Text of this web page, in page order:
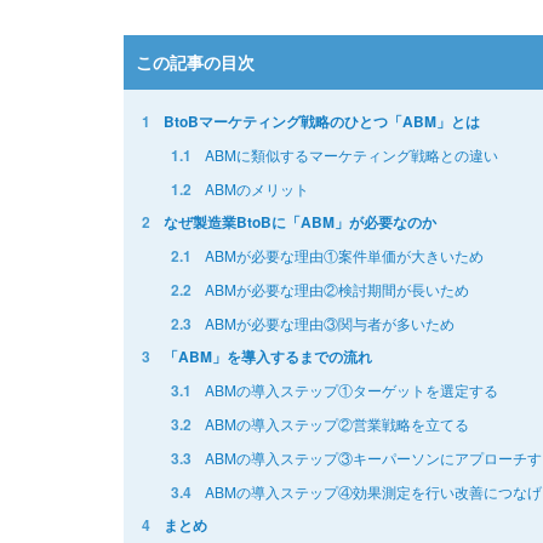
この記事の目次
1
BtoBマーケティング戦略のひとつ「ABM」とは
1.1
ABMに類似するマーケティング戦略との違い
1.2
ABMのメリット
2
なぜ製造業BtoBに「ABM」が必要なのか
2.1
ABMが必要な理由①案件単価が大きいため
2.2
ABMが必要な理由②検討期間が長いため
2.3
ABMが必要な理由③関与者が多いため
3
「ABM」を導入するまでの流れ
3.1
ABMの導入ステップ①ターゲットを選定する
3.2
ABMの導入ステップ②営業戦略を立てる
3.3
ABMの導入ステップ③キーパーソンにアプローチ
3.4
ABMの導入ステップ④効果測定を行い改善につな
4
まとめ